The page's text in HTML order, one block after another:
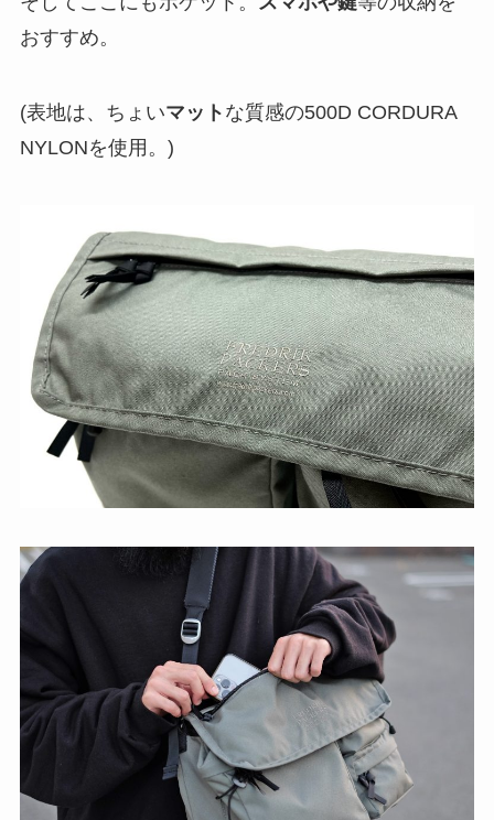
おすすめ。
(表地は、ちょいマット な質感の500D CORDURA
NYLONを使用。)